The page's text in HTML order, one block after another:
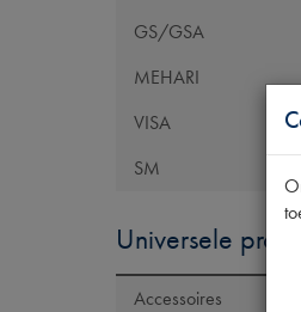
GS/GSA
MEHARI
VISA
SM
Universele
Accessoires